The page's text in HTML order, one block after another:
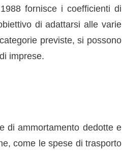
fornisce i coefficienti di
di adattarsi alle varie
previste, si possono
imprese.
di ammortamento dedotte e
come le spese di trasporto